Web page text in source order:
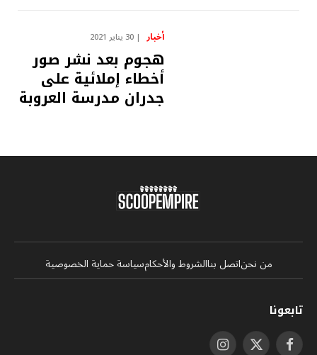
أخبار 30 يناير 2021
هجوم بعد نشر صور
أخطاء إملائية على
جدران مدرسة العروبة
من نحناتصل بناالشروط والأحكامسياسة حماية الخصوصية
تابعونا